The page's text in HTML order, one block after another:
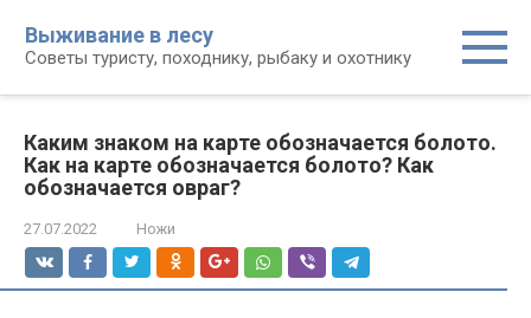
контенту
Выживание в лесу
Советы туристу, походнику, рыбаку и охотнику
Каким знаком на карте обозначается болото.
Как на карте обозначается болото? Как
обозначается овраг?
27.07.2022 Ножи